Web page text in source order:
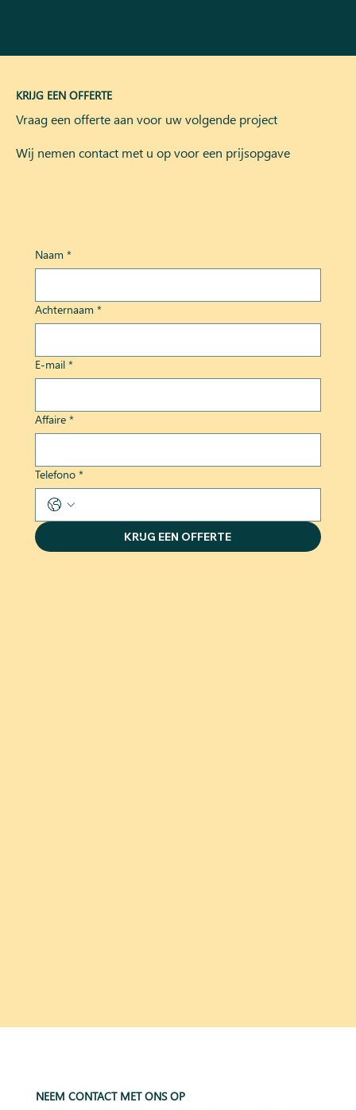
KRIJG EEN OFFERTE
Vraag een offerte aan voor uw volgende project
Wij nemen contact met u op voor een prijsopgave
Naam *
Achternaam *
E-mail *
Affaire *
Telefono *
KRIJG EEN OFFERTE
NEEM CONTACT MET ONS OP